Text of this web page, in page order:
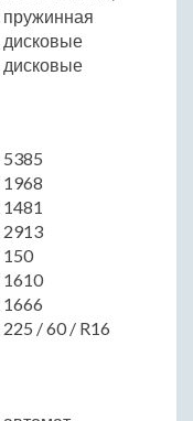
пружинная
дисковые
дисковые
5385
1968
1481
2913
150
1610
1666
225 / 60 / R16